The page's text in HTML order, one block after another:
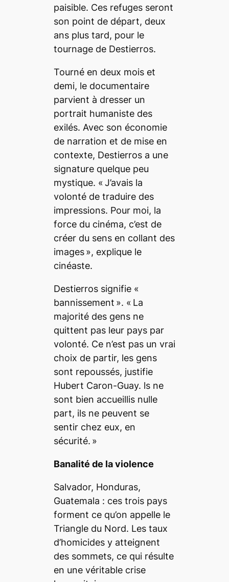
paisible. Ces refuges seront
son point de départ, deux
ans plus tard, pour le
tournage de Destierros.
Tourné en deux mois et
demi, le documentaire
parvient à dresser un
portrait humaniste des
exilés. Avec son économie
de narration et de mise en
contexte, Destierrosa une
signature quelque peu
mystique. «J’avais la
volonté de traduire des
impressions. Pour moi, la
force du cinéma, c’est de
créer du sens en collant des
images », explique le
cinéaste.
Destierrossignifie «
bannissement ». « La
majorité des gens ne
quittent pas leur pays par
volonté. Ce n’est pas un vrai
choix de partir, les gens
sont repoussés, justifie
Hubert Caron-Guay. ls ne
sont bien accueillis nulle
part, ils ne peuvent se
sentir chez eux, en
sécurité. »
Banalité de la violence
Salvador, Honduras,
Guatemala : ces trois pays
forment ce qu’on appelle le
Triangle du Nord. Les taux
d’homicides y atteignent
des sommets, ce qui résulte
en une véritable crise